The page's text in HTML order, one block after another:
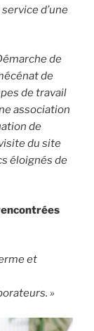
d’une
de
de
de travail
association
de
du site
éloignés de
et
»